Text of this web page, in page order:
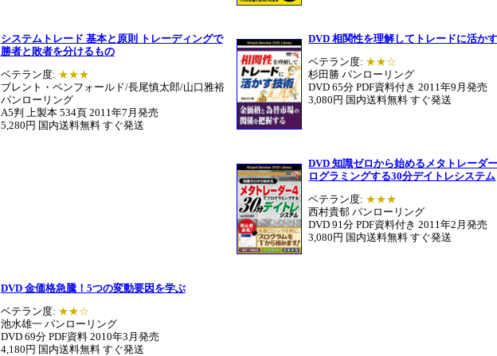
システムトレード 基本と原則 トレーディングで
勝者と敗者を分けるもの
ベテラン度: ★★★
ブレント・ペンフォールド/長尾慎太郎/山口雅裕
パンローリング
A5判 上製本 534頁 2011年7月発売
5,280円 国内送料無料 すぐ発送
DVD 相関性を理解してトレードに活か
ベテラン度: ★★☆
杉田勝 パンローリング
DVD 65分 PDF資料付き 2011年9月発売
3,080円 国内送料無料 すぐ発送
DVD 知識ゼロから始めるメタトレーダ
ログラミングする30分デイトレシステム
ベテラン度: ★★★
西村貴郁 パンローリング
DVD 91分 PDF資料付き 2011年2月発売
3,080円 国内送料無料 すぐ発送
DVD 金価格急騰！5つの変動要因を学ぶ
ベテラン度: ★★☆
池水雄一 パンローリング
DVD 69分 PDF資料 2010年3月発売
4,180円 国内送料無料 すぐ発送